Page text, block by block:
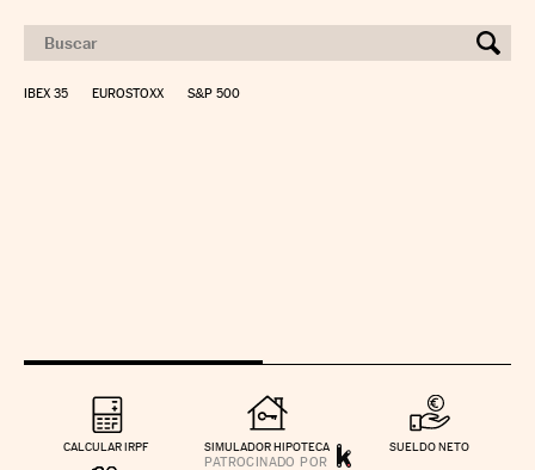
IBEX 35 EUROSTOXX S&P 500
CALCULAR IRPF SIMULADOR HIPOTECA SUELDO NETO